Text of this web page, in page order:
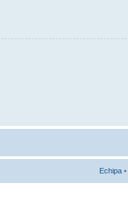
Echipa •